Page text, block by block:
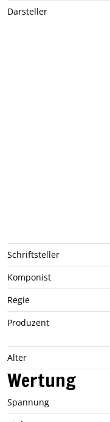
Darsteller
Schriftsteller
Komponist
Regie
Produzent
Alter
Wertung
Spannung